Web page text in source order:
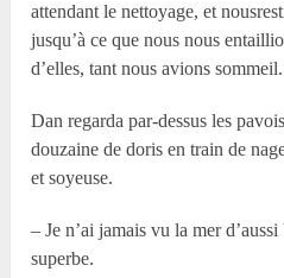
attendant le nettoyage, et
jusqu’à ce que nous nous
d’elles, tant nous avions
Dan regarda par-dessus les
douzaine de doris en train de
et soyeuse.
– Je n’ai jamais vu la mer
superbe.